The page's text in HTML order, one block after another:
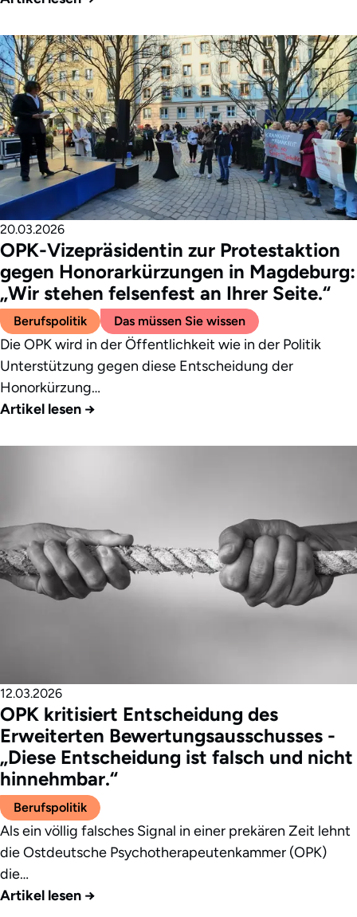
OPK-Vizepräsidentin zur Protestaktion
gegen Honorarkürzungen in Magdeburg:
„Wir stehen felsenfest an Ihrer Seite.“
20.03.2026
Berufspolitik Das müssen Sie wissen
Die OPK wird in der Öffentlichkeit wie in der Politik
Unterstützung gegen diese Entscheidung der
Honorkürzung…
Artikel lesen →
OPK kritisiert Entscheidung des
Erweiterten Bewertungsausschusses -
„Diese Entscheidung ist falsch und nicht
hinnehmbar.“
12.03.2026
Berufspolitik
Als ein völlig falsches Signal in einer prekären Zeit lehnt
die Ostdeutsche Psychotherapeutenkammer (OPK)
die…
Artikel lesen →